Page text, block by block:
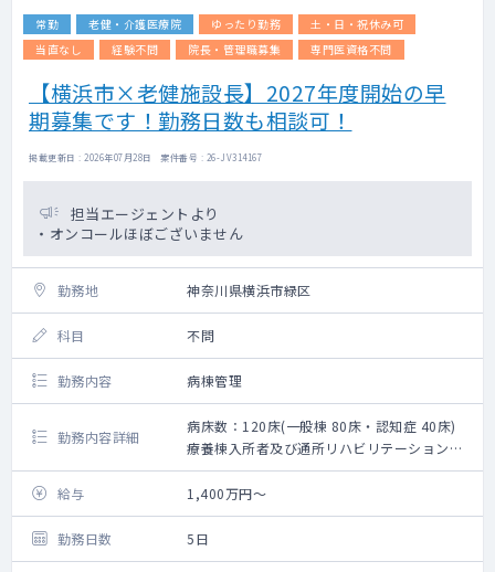
【主疾患】慢性疾患メイン、ほか神経難病、
認知症、うつ病、がん末など
【オンコール】法人内でコール当番や出動当
番など当番制にて対応しています（土曜日
8:00～18:00ふくむ）。ファーストコールは
メディカルスタッフが対応します。
電話対応は平均1日0～3回
程、呼び出しは週1回程ございます（呼び出し
手当：日勤や夜間などにより1回13,000円～
【医師体制】院長、非常勤2名
【その他】法人側が経営面を管理しますの
で、理事就任いただきますが診療メインに取
り組んでいただける環境です。
常勤 老健・介護医療院 ゆったり勤務
土・日・祝休み可
当直なし
経験不問 院長・管理職募集 専門医資格不問
【横浜市×老健施設長】2027年度開始の早
期募集です！勤務日数も相談可！
掲載更新日 : 2026年07月28日 案件番号 : 26-JV314167
担当エージェントより
・オンコールほぼございません
勤務地 神奈川県横浜市緑区
科目 不問
勤務内容 病棟管理
勤務内容詳細
病床数：120床(一般棟 80床・認知症 40床)
療養棟入所者及び通所リハビリテーション利
用者の健康管理一般
給与
1,400万円～
勤務日数 5日